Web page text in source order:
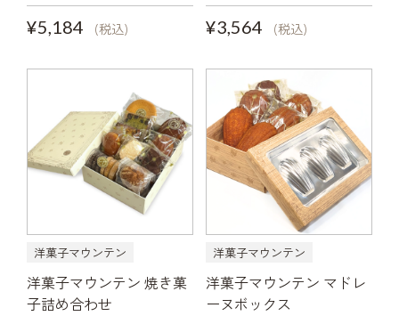
¥5,184
(税込)
¥3,564
(税込)
洋菓子マウンテン
洋菓子マウンテン 焼き菓
子詰め合わせ
洋菓子マウンテン
洋菓子マウンテン マドレ
ーヌボックス